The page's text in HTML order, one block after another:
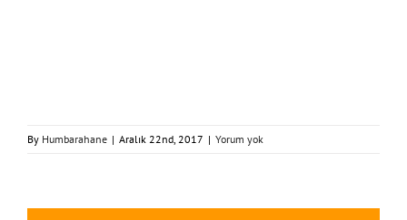
By Humbarahane | Aralık 22nd, 2017 | Yorum yok